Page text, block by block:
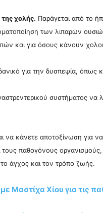
της χολής. Παράγεται από το
των λιπαρών
και για όσους κάνουν
για την δυσπεψία, όπως
συστήματος
να κάνετε αποτοξίνωση για
τους παθογόνους
άγχος και τον τρόπο ζωής.
Μαστίχα Χίου για τις